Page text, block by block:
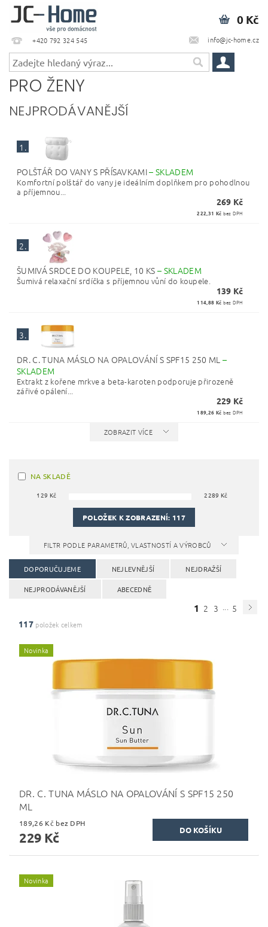
+420 792 324 545 info@jc-home.cz
0 Kč
PRO ŽENY
NEJPRODÁVANĚJŠÍ
1.
POLŠTÁŘ DO VANY S PŘÍSAVKAMI–SKLADEM
Komfortní polštář do vany je ideálním doplňkem pro pohodlnou
a příjemnou...
269 Kč
222,31 Kč bez DPH
2.
ŠUMIVÁ SRDCE DO KOUPELE, 10 KS– SKLADEM
Šumivá relaxační srdíčka s příjemnou vůní do koupele.
139 Kč
114,88 Kč bez DPH
3.
DR. C. TUNA MÁSLO NA OPALOVÁNÍ S SPF15 250 ML –
SKLADEM
Extrakt z kořene mrkve a beta-karoten podporuje přirozeně
zářivé opálení...
229 Kč
189,26 Kč bez DPH
ZOBRAZIT VÍCE
NA SKLADĚ
129 Kč 2289 Kč
POLOŽEK K ZOBRAZENÍ: 117
FILTR PODLE PARAMETRŮ, VLASTNOSTÍ A VÝROBCŮ
DOPORUČUJEME NEJLEVNĚJŠÍ NEJDRAŽŠÍ
NEJPRODÁVANĚJŠÍ ABECEDNĚ
1 2 3 ... 5
117položek celkem
Novinka
DR. C. TUNA MÁSLO NA OPALOVÁNÍ S SPF15 250
ML
189,26 Kč bez DPH
229 Kč
Novinka